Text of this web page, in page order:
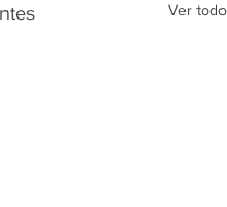
Ver todo